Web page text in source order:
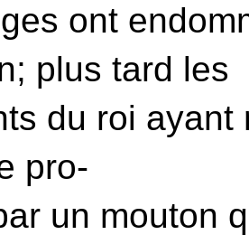
ont
plus tard les
du roi
pro-
un mouton